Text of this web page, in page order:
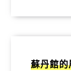
蘇丹館